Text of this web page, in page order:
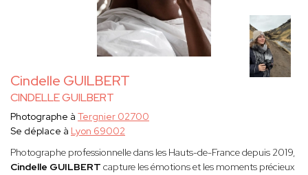
Cindelle GUILBERT
CINDELLE GUILBERT
Photographe à Tergnier 02700
Se déplace à Lyon 69002
Photographe professionnelle dans les Hauts-de-France depuis 2019,
Cindelle GUILBERT capture les émotions et les moments précieux